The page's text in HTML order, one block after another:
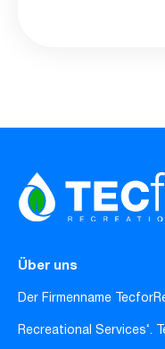
Über uns
Der Firmenname
Recreational Services‘.